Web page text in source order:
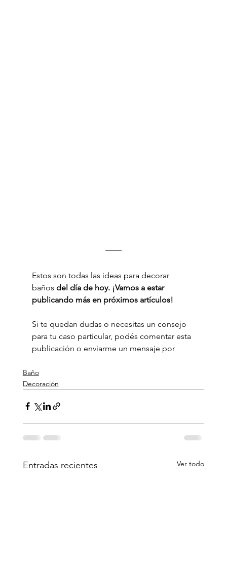
Estos son todas las ideas para decorar
baños del día de hoy. ¡Vamos a estar
publicando más en próximos artículos!
Si te quedan dudas o necesitas un consejo
para tu caso particular, podés comentar esta
publicación o enviarme un mensaje por
Baño
Decoración
Entradas recientes Ver todo